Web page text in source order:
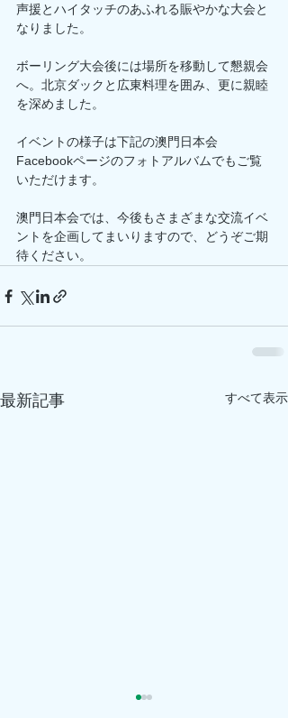
声援とハイタッチのあふれる賑やかな大会と
なりました。
ボーリング大会後には場所を移動して懇親会
へ。北京ダックと広東料理を囲み、更に親睦
を深めました。
イベントの様子は下記の澳門日本会
Facebookページのフォトアルバムでもご覧
いただけます。
澳門日本会では、今後もさまざまな交流イベ
ントを企画してまいりますので、どうぞご期
待ください。
最新記事 すべて表示